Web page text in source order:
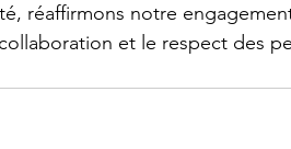
réaffirmons notre
et le respect des